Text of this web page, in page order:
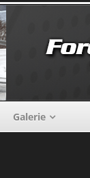
Galerie